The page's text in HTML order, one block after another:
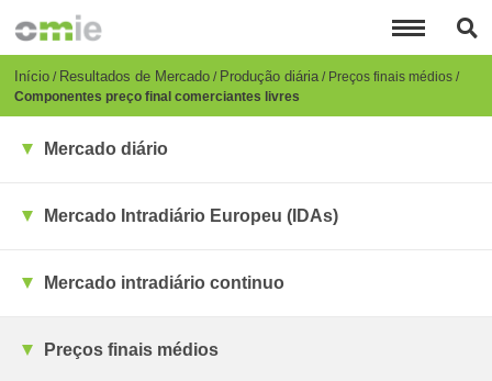
para
conteúdo
principal
Breadcrumb
Início Resultados de Mercado Produção diária Preços finais médios
Componentes preço final comerciantes livres
Mercado diário
Mercado Intradiário Europeu (IDAs)
Mercado intradiário continuo
Preços finais médios